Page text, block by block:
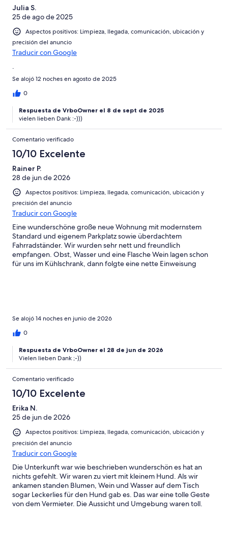
Mediocre
Horrible
Julia S.
25 de ago de 2025
Aspectos positivos: Limpieza, llegada, comunicación, ubicación y
precisión del anuncio
Traducir con Google
.
Se alojó 12 noches en agosto de 2025
0
Respuesta de VrboOwner el 8 de sept de 2025
vielen lieben Dank :-)))
Comentario verificado
10/10 Excelente
Rainer P.
28 de jun de 2026
Aspectos positivos: Limpieza, llegada, comunicación, ubicación y
precisión del anuncio
Traducir con Google
Eine wunderschöne große neue Wohnung mit modernstem
Standard und eigenem Parkplatz sowie überdachtem
Fahrradständer. Wir wurden sehr nett und freundlich
empfangen. Obst, Wasser und eine Flasche Wein lagen schon
für uns im Kühlschrank, dann folgte eine nette Einweisung
Terrasse auf der anderen Seite aus hat man Sicht auf den
Bodensee. Die Wohnung ist sehr groß, geräumig und
hochmodern ausgestattet-es fehlt wirklich an nichts. Wir haben
uns 2 Wochen lang mega wohl und wie zu Hause gefühlt-eine
absolute Empfehlung von uns .
Se alojó 14 noches en junio de 2026
0
Respuesta de VrboOwner el 28 de jun de 2026
Vielen lieben Dank ;-))
Comentario verificado
10/10 Excelente
Erika N.
25 de jun de 2026
Aspectos positivos: Limpieza, llegada, comunicación, ubicación y
precisión del anuncio
Traducir con Google
Die Unterkunft war wie beschrieben wunderschön es hat an
nichts gefehlt. Wir waren zu viert mit kleinem Hund. Als wir
ankamen standen Blumen, Wein und Wasser auf dem Tisch
sogar Leckerlies für den Hund gab es. Das war eine tolle Geste
von dem Vermieter. Die Aussicht und Umgebung waren toll.